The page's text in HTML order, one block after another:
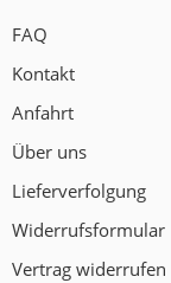
FAQ
Kontakt
Anfahrt
Über uns
Lieferverfolgung
Widerrufsformular
Vertrag widerrufen